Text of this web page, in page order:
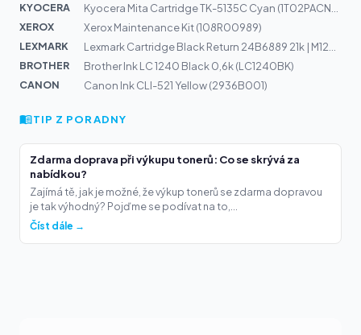
KYOCERA
XEROX
Xerox Maintenance Kit (108R00989)
LEXMARK
BROTHER
Brother Ink LC 1240 Black 0,6k (LC1240BK)
CANON
Canon Ink CLI-521 Yellow (2936B001)
TIP Z PORADNY
Zdarma doprava při výkupu tonerů: Co se skrývá za
nabídkou?
Zajímá tě, jak je možné, že výkup tonerů se zdarma dopravou
je tak výhodný? Pojďme se podívat na to,...
Číst dále →